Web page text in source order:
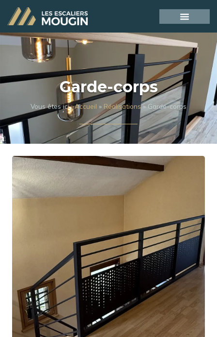
Garde-corps
Vous êtes ici :Accueil » Réalisations» Garde-corps